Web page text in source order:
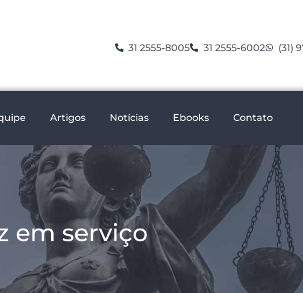
31 2555-8005 31 2555-6002 (31)
Artigos Notícias Ebooks Contato
em serviço